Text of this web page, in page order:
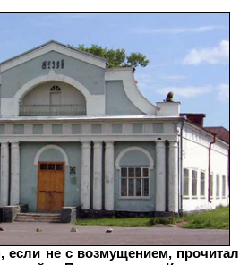
если не с возмущением, прочитал